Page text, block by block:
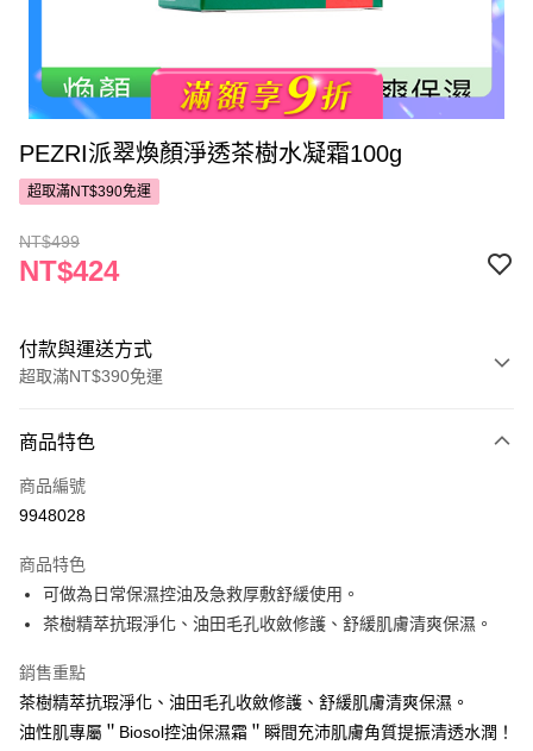
PEZRI派翠煥顏淨透茶樹水凝霜100g
超取滿NT$390免運
NT$499
NT$424
付款與運送方式
超取滿NT$390免運
POYA支付
信用卡一次付款
LINE Pay
Apple Pay
街口支付
悠遊付
商品特色
商品編號
9948028
商品特色
可做為日常保濕控油及急救厚敷舒緩使用。
茶樹精萃抗瑕淨化、油田毛孔收斂修護、舒緩肌膚清爽保濕。
銷售重點
茶樹精萃抗瑕淨化、油田毛孔收斂修護、舒緩肌膚清爽保濕。
油性肌專屬＂Biosol控油保濕霜＂瞬間充沛肌膚角質提振清透水潤！